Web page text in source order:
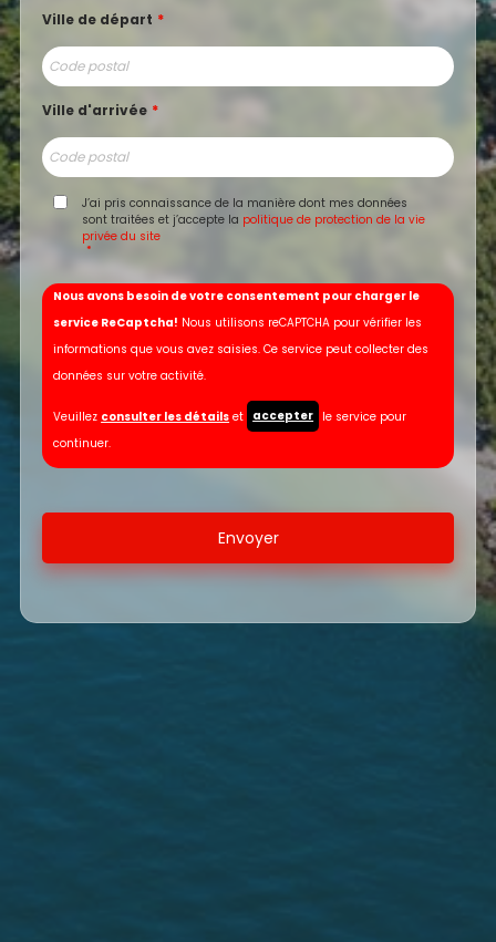
Ville de départ *
Ville d'arrivée *
J’ai pris connaissance de la manière dont mes données
sont traitées et j’accepte la politique de protection de la vie
privée du site
*
Nous avons besoin de votre consentement pour charger le
service ReCaptcha! Nous utilisons reCAPTCHA pour vérifier les
informations que vous avez saisies. Ce service peut collecter des
données sur votre activité.
Veuillez consulter les détails et accepter le service pour
continuer.